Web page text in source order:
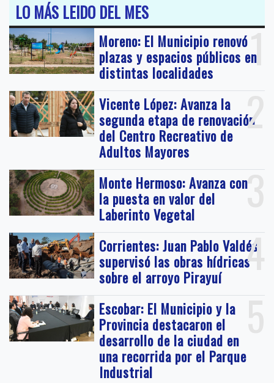
LO MÁS LEIDO DEL MES
1
Moreno: El Municipio renovó
plazas y espacios públicos en
distintas localidades
2
Vicente López: Avanza la
segunda etapa de renovación
del Centro Recreativo de
Adultos Mayores
3
Monte Hermoso: Avanza con
la puesta en valor del
Laberinto Vegetal
4
Corrientes: Juan Pablo Valdés
supervisó las obras hídricas
sobre el arroyo Pirayuí
5
Escobar: El Municipio y la
Provincia destacaron el
desarrollo de la ciudad en
una recorrida por el Parque
Industrial